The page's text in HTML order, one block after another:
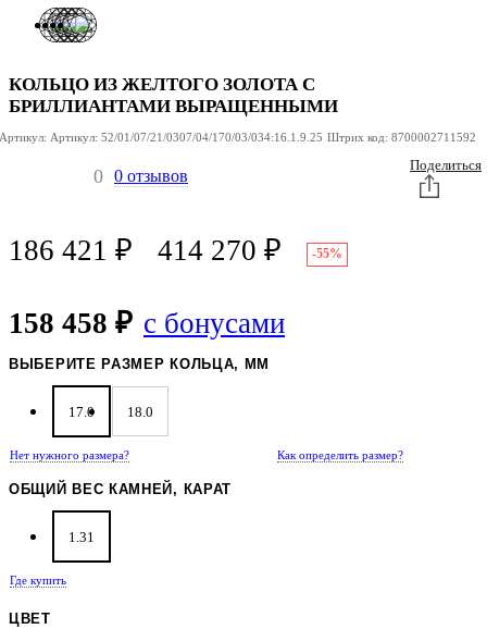
КОЛЬЦО ИЗ ЖЕЛТОГО ЗОЛОТА С
БРИЛЛИАНТАМИ ВЫРАЩЕННЫМИ
Артикул: Артикул: 52/01/07/21/0307/04/170/03/034:16.1.9.25 Штрих код: 8700002711592
0 0 отзывов
Поделиться
186 421 ₽ 414 270 ₽ -55%
158 458 ₽ с бонусами
ВЫБЕРИТЕ РАЗМЕР КОЛЬЦА, ММ
17.0 18.0
Нет нужного размера? Как определить размер?
ОБЩИЙ ВЕС КАМНЕЙ, КАРАТ
1.31
Где купить
ЦВЕТ